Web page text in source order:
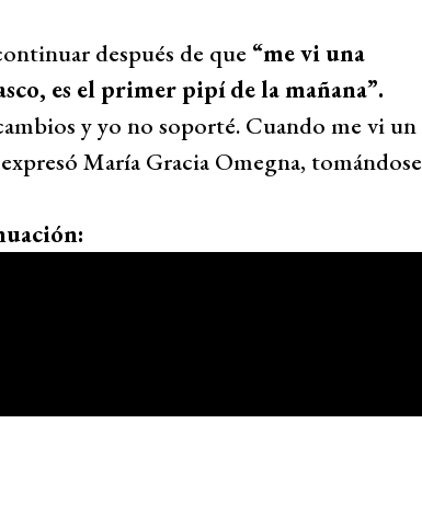
después de que “me vi una
es el primer pipí de la mañana”.
y yo no soporté. Cuando me vi un
María Gracia Omegna, tomándose